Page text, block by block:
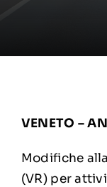
VENETO –
Modifiche
(VR) per